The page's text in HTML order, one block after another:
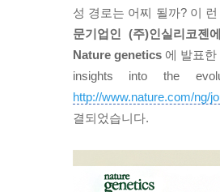
성 경로는 어찌 될까? 이
문기업인 (주)인실리코
Nature genetics에 발표한
insights into the
http://www.nature.com/ng/
결되었습니다.